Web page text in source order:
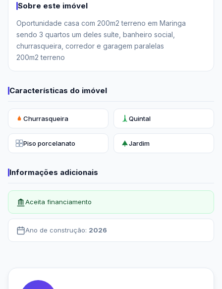
Sobre este imóvel
Oportunidade casa com 200m2 terreno em Maringa
sendo 3 quartos um deles suíte, banheiro social,
churrasqueira, corredor e garagem paralelas
200m2 terreno
Características do imóvel
Churrasqueira Quintal
Piso porcelanato Jardim
Informações adicionais
Aceita financiamento
Ano de construção: 2026